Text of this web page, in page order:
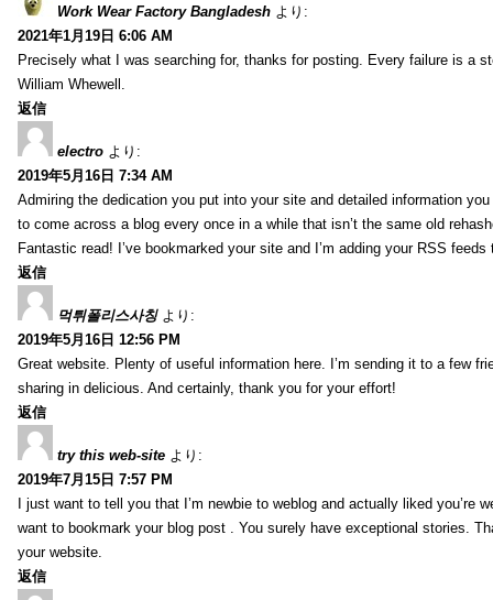
Work Wear Factory Bangladesh より:
2021年1月19日 6:06 AM
Precisely what I was searching for, thanks for posting. Every failure is a
William Whewell.
返信
electro より:
2019年5月16日 7:34 AM
Admiring the dedication you put into your site and detailed information you
to come across a blog every once in a while that isn’t the same old
Fantastic read! I’ve bookmarked your site and I’m adding your RSS
返信
먹튀폴리스사칭 より:
2019年5月16日 12:56 PM
Great website. Plenty of useful information here. I’m sending it to a few
sharing in delicious. And certainly, thank you for your effort!
返信
try this web-site より:
2019年7月15日 7:57 PM
I just want to tell you that I’m newbie to weblog and actually liked you’re
want to bookmark your blog post . You surely have exceptional stories.
your website.
返信